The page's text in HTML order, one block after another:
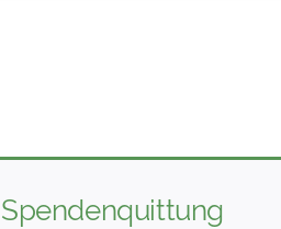
Spendenquittung